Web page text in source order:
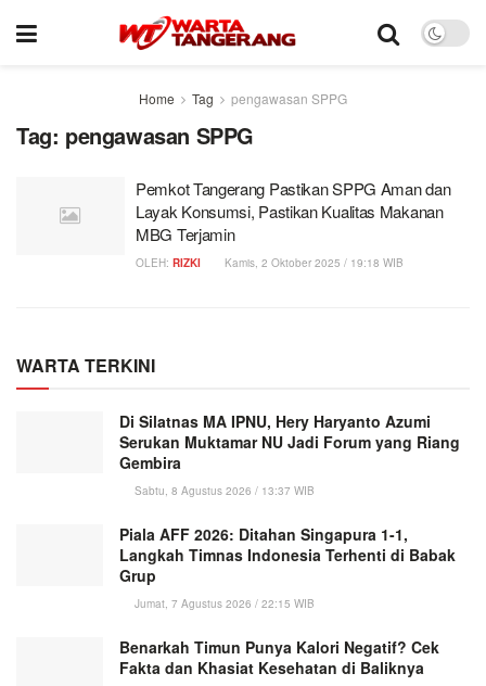
Home Tag pengawasan SPPG
Tag: pengawasan SPPG
Pemkot Tangerang Pastikan SPPG Aman dan
Layak Konsumsi, Pastikan Kualitas Makanan
MBG Terjamin
OLEH: RIZKI Kamis, 2 Oktober 2025 / 19:18 WIB
WARTA TERKINI
Di Silatnas MA IPNU, Hery Haryanto Azumi
Serukan Muktamar NU Jadi Forum yang Riang
Gembira
Sabtu, 8 Agustus 2026 / 13:37 WIB
Piala AFF 2026: Ditahan Singapura 1-1,
Langkah Timnas Indonesia Terhenti di Babak
Grup
Jumat, 7 Agustus 2026 / 22:15 WIB
Benarkah Timun Punya Kalori Negatif? Cek
Fakta dan Khasiat Kesehatan di Baliknya